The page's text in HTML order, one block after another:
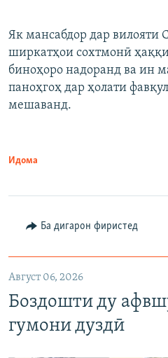
Як мансабдор дар вилояти
ширкатҳои сохтмонӣ
биноҳоро надоранд ва ин
паноҳгоҳ дар ҳолати
мешаванд.
Идома
Ба дигарон фиристед
Август 06, 2026
Боздошти ду
гумони дуздӣ